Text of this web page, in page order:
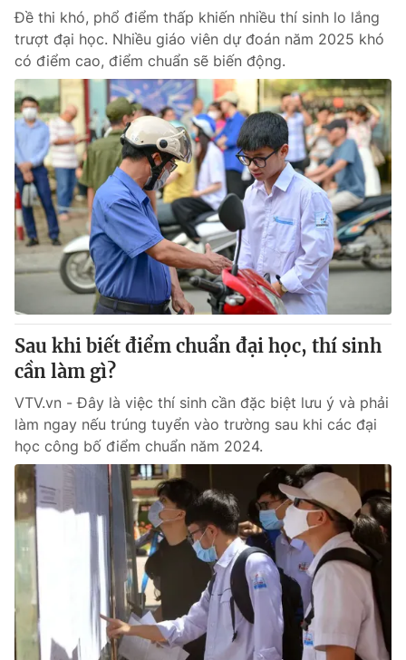
Đề thi khó, phổ điểm thấp khiến nhiều thí sinh lo lắng
trượt đại học. Nhiều giáo viên dự đoán năm 2025 khó
có điểm cao, điểm chuẩn sẽ biến động.
Sau khi biết điểm chuẩn đại học, thí sinh
cần làm gì?
VTV.vn - Đây là việc thí sinh cần đặc biệt lưu ý và phải
làm ngay nếu trúng tuyển vào trường sau khi các đại
học công bố điểm chuẩn năm 2024.